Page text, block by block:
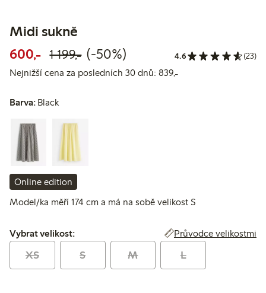
Midi sukně
600,- Snížená cena: 600,00 Kč
1 199,-Běžná cena: 1 199,00 Kč
50% sleva
(-50%) 4.6 (23)
Nejnižší cena za posledních 30 dnů: 839,-Nejnižší cena za
Barva: Black
Online edition
Model/ka měří 174 cm a má na sobě velikost S
Vybrat velikost:
Vybrat velikost: Průvodce velikostmi
XS S M L